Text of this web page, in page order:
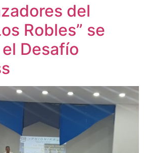
del
Robles” se
Desafío